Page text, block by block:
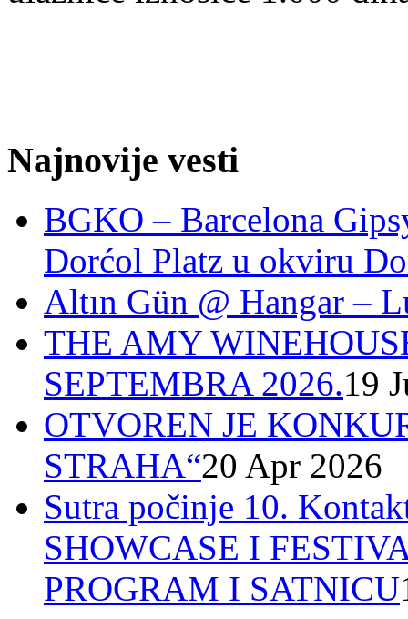
Najnovije vesti
BGKO – Barcelona
Dorćol Platz u okviru
Altın Gün @ Hangar –
THE AMY
SEPTEMBRA 2026.19
OTVOREN JE
STRAHA“20 Apr 2026
Sutra počinje 10.
SHOWCASE I
PROGRAM I SATNICU